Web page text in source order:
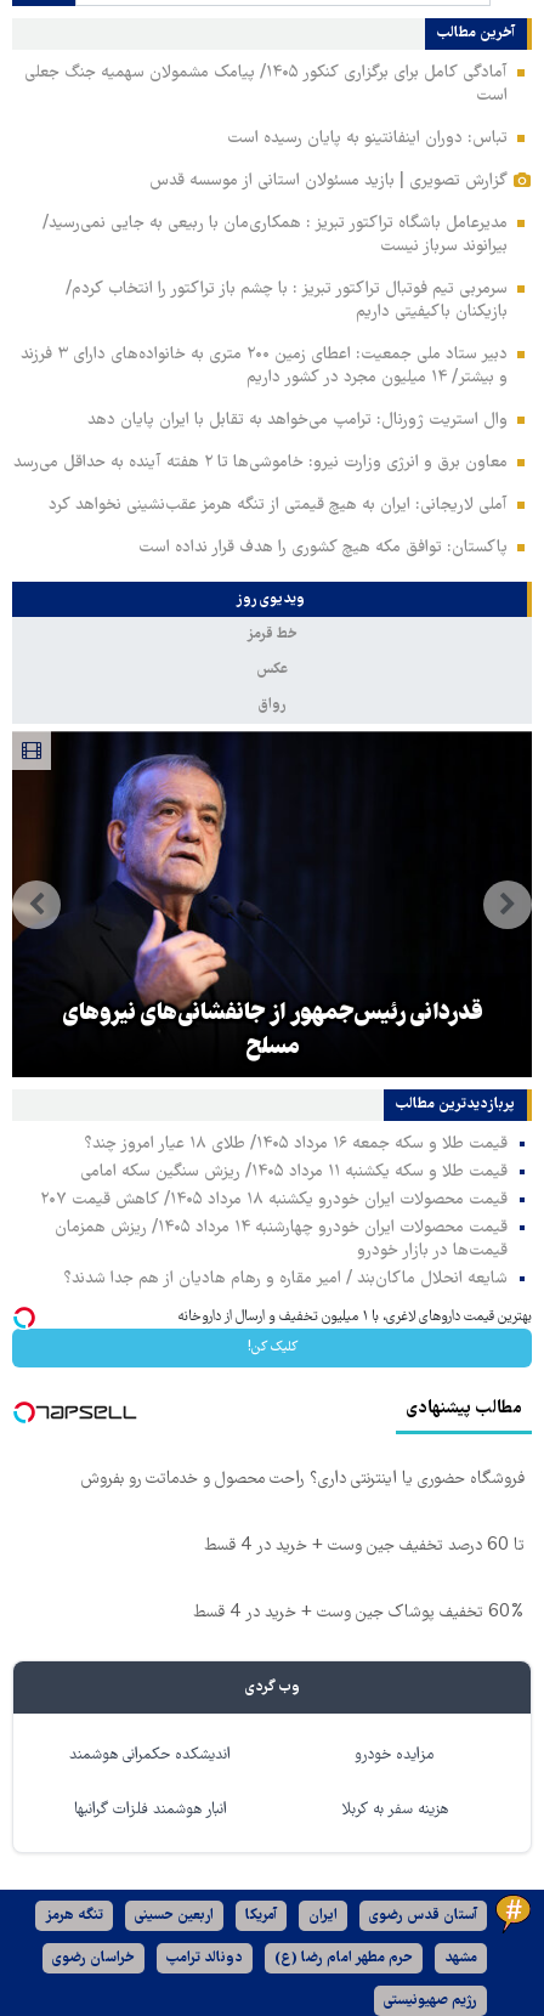
آخرین مطالب
آمادگی کامل برای برگزاری کنکور ۱۴۰۵/ پیامک مشمولان سهمیه جنگ جعلی
است
تباس: دوران اینفانتینو به پایان رسیده است
گزارش تصویری | بازید مسئولان استانی از موسسه قدس
مدیرعامل باشگاه تراکتور تبریز : همکاری‌مان با ربیعی به جایی نمی‌رسید/
بیرانوند سرباز نیست
سرمربی تیم فوتبال تراکتور تبریز : با چشم باز تراکتور را انتخاب کردم/
بازیکنان باکیفیتی داریم
دبیر ستاد ملی جمعیت: اعطای زمین ۲۰۰ متری به خانواده‌های دارای ۳ فرزند
و بیشتر/ ۱۴ میلیون مجرد در کشور داریم
وال‌ استریت ژورنال: ترامپ می‌خواهد به تقابل با ایران پایان دهد
معاون برق و انرژی وزارت نیرو: خاموشی‌ها تا ۲ هفته آینده به حداقل می‌رسد
آملی‌ لاریجانی: ایران به هیچ قیمتی از تنگه هرمز عقب‌نشینی نخواهد کرد
پاکستان: توافق مکه هیچ کشوری را هدف قرار نداده است
ویدیوی روز
خط قرمز
عکس
رواق
قدردانی رئیس‌جمهور از جانفشانی‌های نیروهای
مسلح
پربازدیدترین‌ مطالب
قیمت طلا و سکه جمعه ۱۶ مرداد ۱۴۰۵/ طلای ۱۸ عیار امروز چند؟
قیمت طلا و سکه یکشنبه ۱۱ مرداد ۱۴۰۵/ ریزش سنگین سکه امامی
قیمت محصولات ایران خودرو یکشنبه ۱۸ مرداد ۱۴۰۵/ کاهش قیمت ۲۰۷
قیمت محصولات ایران خودرو چهارشنبه ۱۴ مرداد ۱۴۰۵/ ریزش همزمان
قیمت‌ها در بازار خودرو
شایعه انحلال ماکان‌بند / امیر مقاره و رهام هادیان از هم جدا شدند؟
بهترین قیمت داروهای لاغری، با ۱ میلیون تخفیف و ارسال از داروخانه‌
کلیک کن!
مطالب پیشنهادی
فروشگاه حضوری یا اینترنتی داری؟ راحت محصول و خدماتت رو بفروش
تا 60 درصد تخفیف جین وست + خرید در 4 قسط
60% تخفیف پوشاک جین وست + خرید در 4 قسط
وب گردی
مزایده خودرو اندیشکده حکمرانی هوشمند
هزینه سفر به کربلا انبار هوشمند فلزات گرانبها
آستان قدس رضوی ایران آمریکا اربعین حسینی تنگه هرمز
مشهد حرم مطهر امام رضا (ع) دونالد ترامپ خراسان رضوی
رژیم صهیونیستی